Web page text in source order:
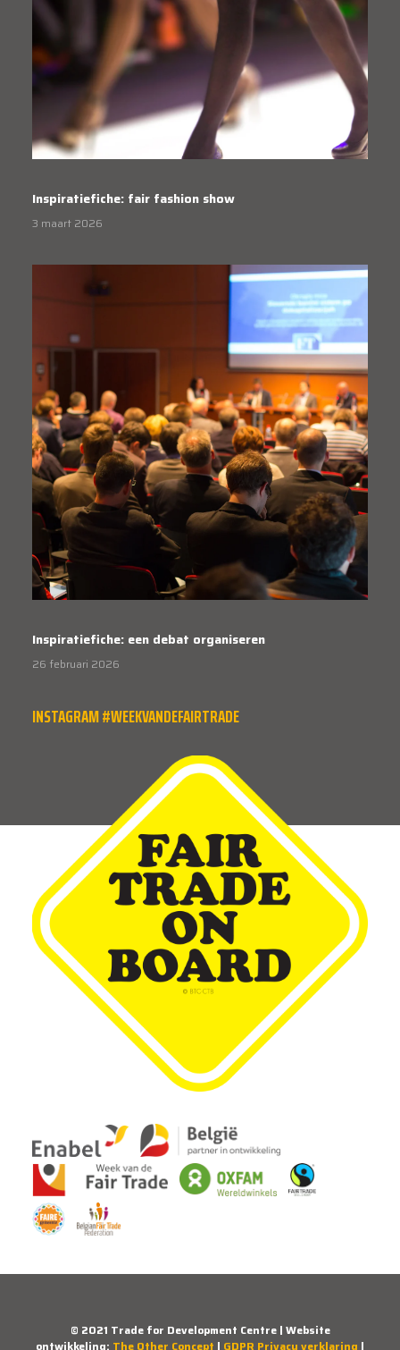
Inspiratiefiche: fair fashion show
3 maart 2026
Inspiratiefiche: een debat organiseren
26 februari 2026
INSTAGRAM #WEEKVANDEFAIRTRADE
© 2021 Trade for Development Centre | Website
ontwikkeling: The Other Concept | GDPR Privacy verklaring |